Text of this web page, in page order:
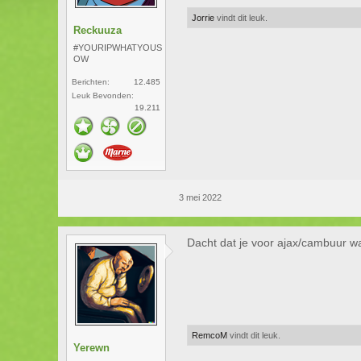
Reckuuza
#YOURIPWHATYOUS
OW
Berichten:
12.485
Leuk Bevonden:
19.211
3 mei 2022
Jorrie vindt dit leuk.
Yerewn
Dacht dat je voor ajax/cambuur
RemcoM vindt dit leuk.